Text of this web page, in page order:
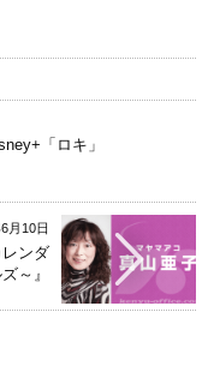
「ロキ」
月10日
ンダ
～』